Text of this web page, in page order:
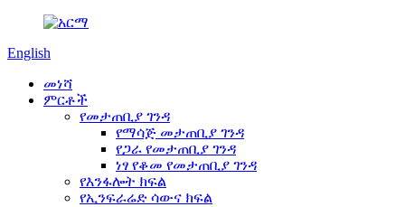
English
መነሻ
ምርቶች
የመታጠቢያ ገንዳ
የማሳጅ መታጠቢያ ገንዳ
የጋራ የመታጠቢያ ገንዳ
ነፃ የቆመ የመታጠቢያ ገንዳ
የእንፋሎት ክፍል
የኢንፍራሬድ ሳውና ክፍል